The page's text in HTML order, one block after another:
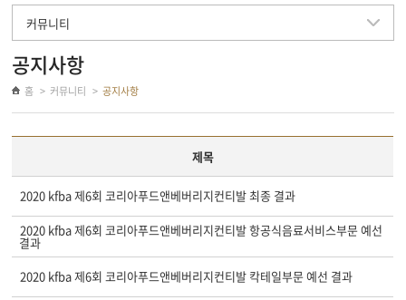
커뮤니티
공지사항
홈 커뮤니티 공지사항
제목
2020 kfba 제6회 코리아푸드앤베버리지컨티발 최종 결과
2020 kfba 제6회 코리아푸드앤베버리지컨티발 항공식음료서비스부문 예선
결과
2020 kfba 제6회 코리아푸드앤베버리지컨티발 칵테일부문 예선 결과